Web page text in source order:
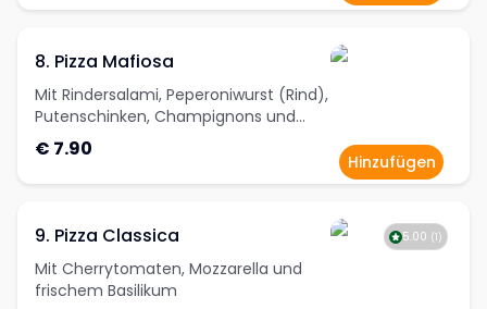
8. Pizza Mafiosa
Mit Rindersalami, Peperoniwurst (Rind),
Putenschinken, Champignons und
Peperoni
€ 7.90
Hinzufügen
9. Pizza Classica
Mit Cherrytomaten, Mozzarella und
frischem Basilikum
5.00 (1 )